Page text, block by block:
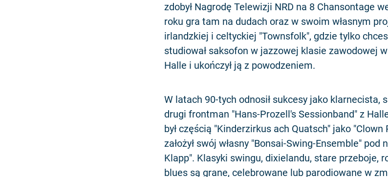
zdobył Nagrodę Telewizji NRD na 8 Chansontage
roku gra tam na dudach oraz w swoim własnym
irlandzkiej i celtyckiej "Townsfolk", gdzie tylko
studiował saksofon w jazzowej klasie zawodowej
Halle i ukończył ją z powodzeniem.
W latach 90-tych odnosił sukcesy jako klarnecista,
drugi frontman "Hans-Prozell's Sessionband" z
był częścią "Kinderzirkus ach Quatsch" jako "Clown
założył swój własny "Bonsai-Swing-Ensemble" pod
Klapp". Klasyki swingu, dixielandu, stare przeboje,
blues są grane, celebrowane lub parodiowane w